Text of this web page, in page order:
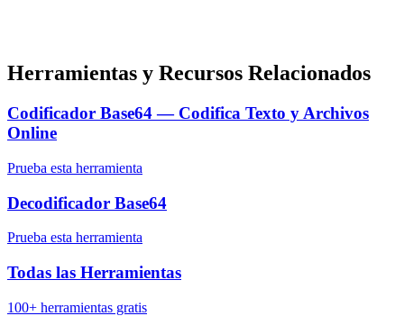
Herramientas y Recursos Relacionados
Codificador Base64 — Codifica Texto y Archivos
Online
Prueba esta herramienta
Decodificador Base64
Prueba esta herramienta
Todas las Herramientas
100+ herramientas gratis